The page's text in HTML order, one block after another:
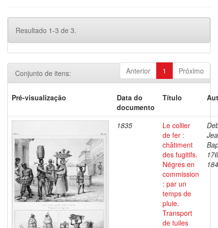
Resultado 1-3 de 3.
Anterior 1 Próximo
Conjunto de itens:
Pré-visualização
Data do
documento
Título
1835
Le collier
de fer :
châtiment
des fugitifs.
Négres en
commission
: par un
temps de
pluie.
Transport
de tuiles